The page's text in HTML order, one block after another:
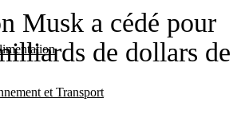
et Transport
Musk a cédé pour
de dollars de